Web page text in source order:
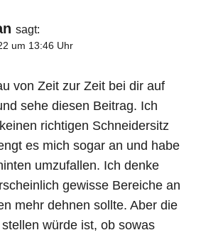
sagt:
um 13:46 Uhr
von Zeit zur Zeit bei dir auf
sehe diesen Beitrag. Ich
richtigen Schneidersitz
es mich sogar an und habe
umzufallen. Ich denke
gewisse Bereiche an
mehr dehnen sollte. Aber die
würde ist, ob sowas